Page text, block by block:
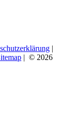
|
| © 2026